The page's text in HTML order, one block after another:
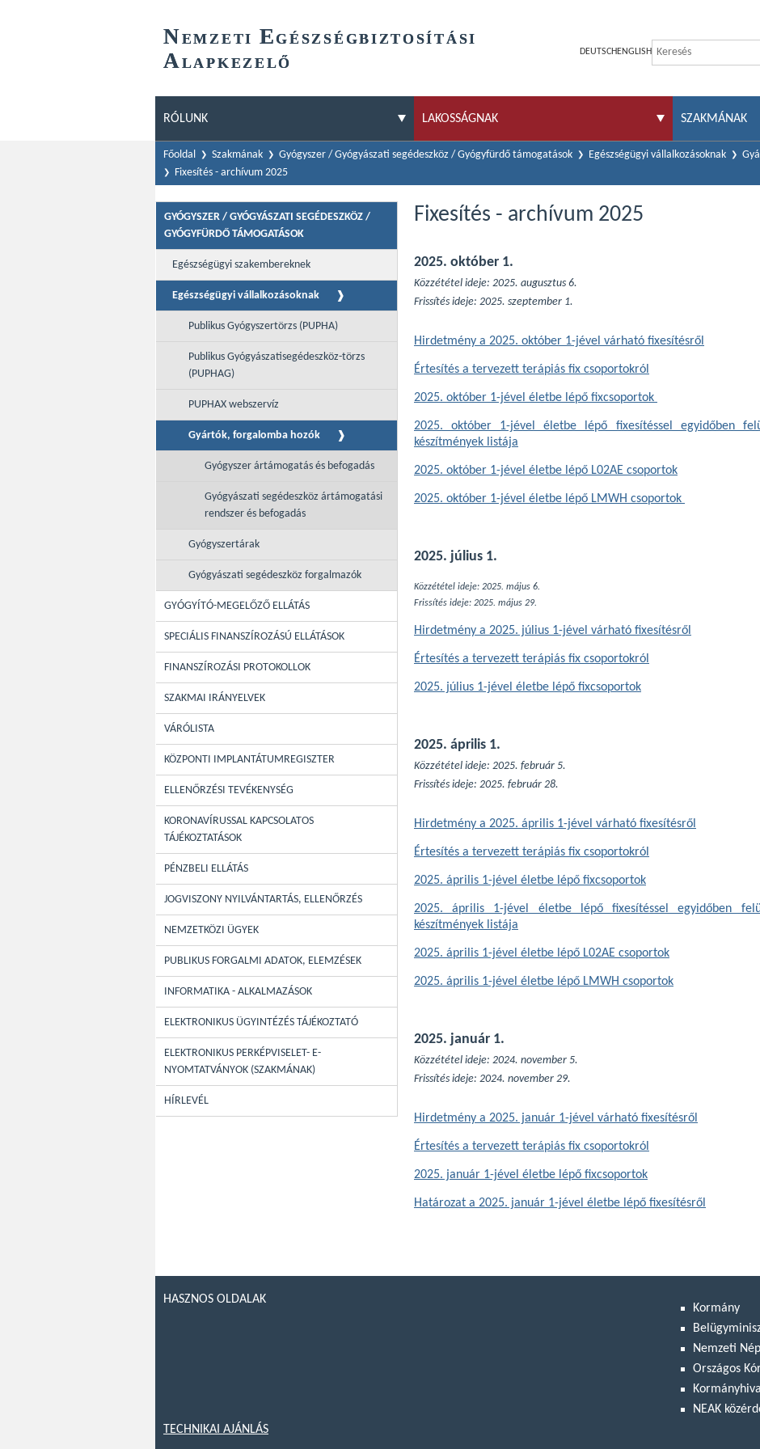
NEMZETI EGÉSZSÉGBIZTOSÍTÁSI
ALAPKEZELŐ
DEUTSCH ENGLISH
RÓLUNK LAKOSSÁGNAK SZAKMÁNAK
Főoldal Szakmának Gyógyszer / Gyógyászati segédeszköz / Gyógyfürdő támogatások Egészségügyi vállalkozásoknak
Fixesítés - archívum 2025
GYÓGYSZER / GYÓGYÁSZATI SEGÉDESZKÖZ /
GYÓGYFÜRDŐ TÁMOGATÁSOK
Egészségügyi szakembereknek
Egészségügyi vállalkozásoknak
Publikus Gyógyszertörzs (PUPHA)
Publikus Gyógyászatisegédeszköz-törzs
(PUPHAG)
PUPHAX webszervíz
Gyártók, forgalomba hozók
Gyógyszer ártámogatás és befogadás
Gyógyászati segédeszköz ártámogatási
rendszer és befogadás
Gyógyszertárak
Gyógyászati segédeszköz forgalmazók
GYÓGYÍTÓ-MEGELŐZŐ ELLÁTÁS
SPECIÁLIS FINANSZÍROZÁSÚ ELLÁTÁSOK
FINANSZÍROZÁSI PROTOKOLLOK
SZAKMAI IRÁNYELVEK
VÁRÓLISTA
KÖZPONTI IMPLANTÁTUMREGISZTER
ELLENŐRZÉSI TEVÉKENYSÉG
KORONAVÍRUSSAL KAPCSOLATOS
TÁJÉKOZTATÁSOK
PÉNZBELI ELLÁTÁS
JOGVISZONY NYILVÁNTARTÁS, ELLENŐRZÉS
NEMZETKÖZI ÜGYEK
PUBLIKUS FORGALMI ADATOK, ELEMZÉSEK
INFORMATIKA - ALKALMAZÁSOK
ELEKTRONIKUS ÜGYINTÉZÉS TÁJÉKOZTATÓ
ELEKTRONIKUS PERKÉPVISELET- E-
NYOMTATVÁNYOK (SZAKMÁNAK)
HÍRLEVÉL
Fixesítés - archívum 2025
2025. október 1.
Közzététel ideje: 2025. augusztus 6.
Frissítés ideje: 2025. szeptember 1.
Hirdetmény a 2025. október 1-jével várható fixesítésről
Értesítés a tervezett terápiás fix csoportokról
2025. október 1-jével életbe lépő fixcsoportok
2025. október 1-jével életbe lépő fixesítéssel egyidőben
készítmények listája
2025. október 1-jével életbe lépő L02AE csoportok
2025. október 1-jével életbe lépő LMWH csoportok
2025. július 1.
Közzététel ideje: 2025. május 6.
Frissítés ideje: 2025. május 29.
Hirdetmény a 2025. július 1-jével várható fixesítésről
Értesítés a tervezett terápiás fix csoportokról
2025. július 1-jével életbe lépő fixcsoportok
2025. április 1.
Közzététel ideje: 2025. február 5.
Frissítés ideje: 2025. február 28.
Hirdetmény a 2025. április 1-jével várható fixesítésről
Értesítés a tervezett terápiás fix csoportokról
2025. április 1-jével életbe lépő fixcsoportok
2025. április 1-jével életbe lépő fixesítéssel egyidőben
készítmények listája
2025. április 1-jével életbe lépő L02AE csoportok
2025. április 1-jével életbe lépő LMWH csoportok
2025. január 1.
Közzététel ideje: 2024. november 5.
Frissítés ideje: 2024. november 29.
Hirdetmény a 2025. január 1-jével várható fixesítésről
Értesítés a tervezett terápiás fix csoportokról
2025. január 1-jével életbe lépő fixcsoportok
Határozat a 2025. január 1-jével életbe lépő fixesítésről
HASZNOS OLDALAK
Kormány
Nemzeti
Országos
NEAK
TECHNIKAI AJÁNLÁS